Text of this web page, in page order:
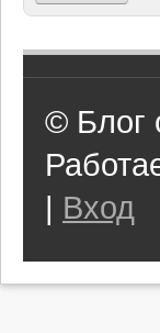
© Блог
| Вход